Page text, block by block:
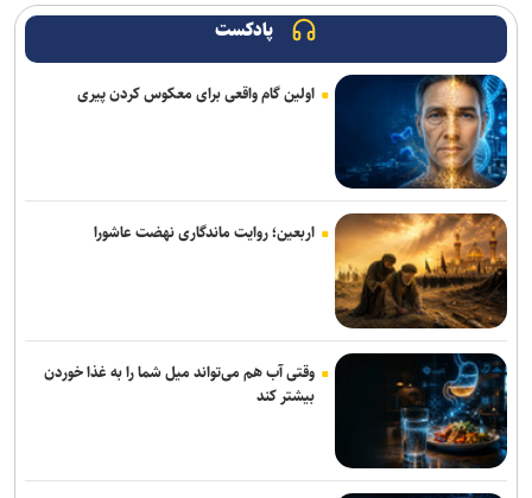
جمع آوری شد
افزایش سابقه خدمت الزامی برای بازنشستگی بر اساس قانون برنامه هفتم
دانشگاه ورود کند؛ فرونشست زمین هشدار علمی برای زیرساخت /
جمعیت ۹۰ میلیونی با ظرفیت آبی ۴۰ میلیون نفری!
پادکست
اولین گام واقعی برای معکوس کردن پیری
اربعین؛ روایت ماندگاری نهضت عاشورا
وقتی آب هم می‌تواند میل شما را به غذا خوردن
بیشتر کند